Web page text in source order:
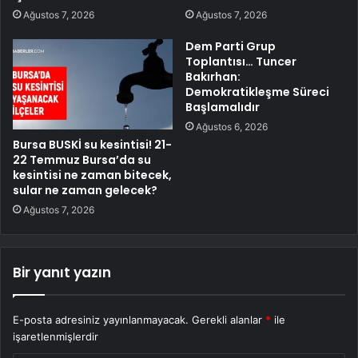
Ağustos 7, 2026 Ağustos 7, 2026
Bursa BUSKİ su kesintisi! 21-
22 Temmuz Bursa’da su
kesintisi ne zaman bitecek,
sular ne zaman gelecek?
Ağustos 7, 2026
Dem Parti Grup
Toplantısı… Tuncer
Bakırhan:
Demokratikleşme Süreci
Başlamalıdır
Ağustos 6, 2026
Bir yanıt yazın
E-posta adresiniz yayınlanmayacak. Gerekli alanlar * ile
işaretlenmişlerdir